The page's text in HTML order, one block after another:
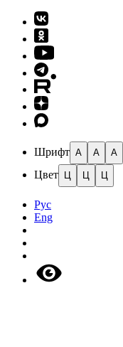
Шрифт A A A
Цвет Ц Ц Ц
Рус
Eng